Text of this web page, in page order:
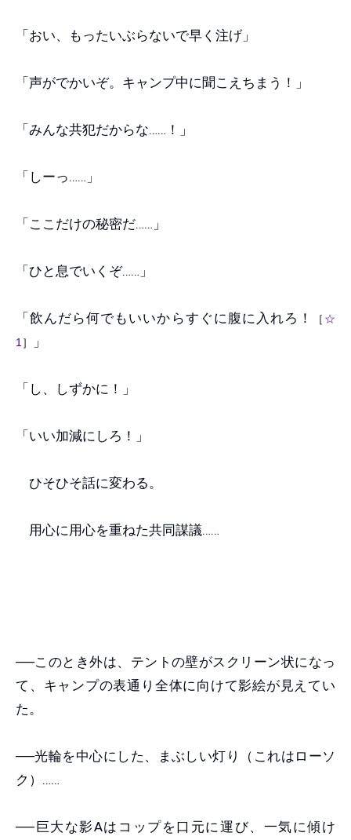
「おい、もったいぶらないで早く注げ」
「声がでかいぞ。キャンプ中に聞こえちまう！」
「みんな共犯だからな……！」
「しーっ……」
「ここだけの秘密だ……」
「ひと息でいくぞ……」
「飲んだら何でもいいからすぐに腹に入れろ！ ［ ☆
1］ 」
「し、しずかに！」
「いい加減にしろ！」
ひそひそ話に変わる。
用心に用心を重ねた共同謀議……
──このとき外は、テントの壁がスクリーン状になっ
て、キャンプの表通り全体に向けて影絵が見えてい
た。
──光輪を中心にした、まぶしい灯り（これはローソ
ク）……
──巨大な影Aはコップを口元に運び、一気に傾け